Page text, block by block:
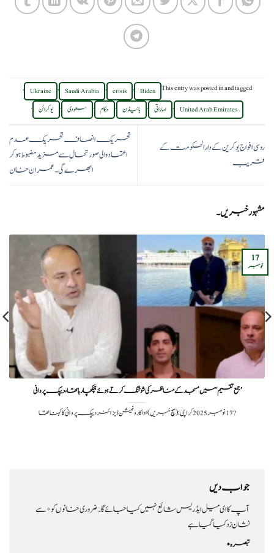
This entry was posted inand tagged
Biden
,
crisis
,
Saudi Arabia
,
Ukraine
,
United Arab Emirates
, اماراتی , بائیڈن , حکام , سعودی , یوکرائن .
روسی افواج یوکرین کے دارالحکومت کے
قریب
تحریک انصاف تحریک عدم
اعتماد والی صورتحال سے مزید مضبوط ہوکر
ابھرے گی۔عمران خان
مشہور خبریں۔
’جمع تقسیم‘ میں مسجد کے مناظر کی شوٹنگ کرتے ہوئے ہچکچا رہا تھا، دیپک پروانی
?️ 17 نومبر 2025کراچی: (سچ خبریں) اداکار و فیشن ڈیزائنر دیپک پروانی کا کہنا تھا
17
نومبر
جواب دیں
آپ کا ای میل ایڈریس شائع نہیں کیا جائے گا۔ضروری خانوں کو*سے
نشان زد کیا گیا ہے
تبصرہ*